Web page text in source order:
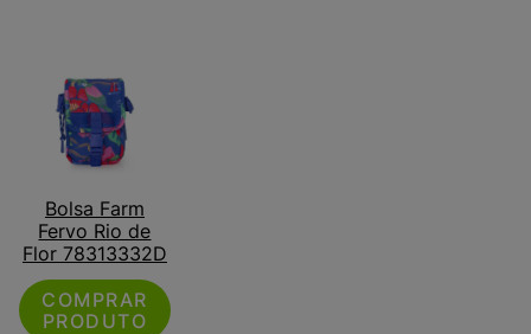
Bolsa Farm
Fervo Rio de
Flor 78313332D
COMPRAR
PRODUTO